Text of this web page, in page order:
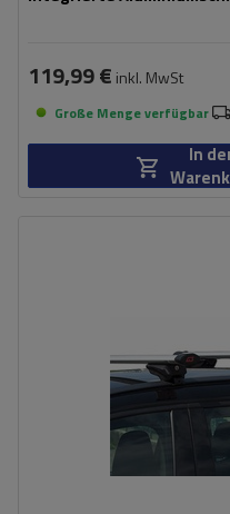
119,99 € inkl. MwSt
Große Menge verfügbar
In